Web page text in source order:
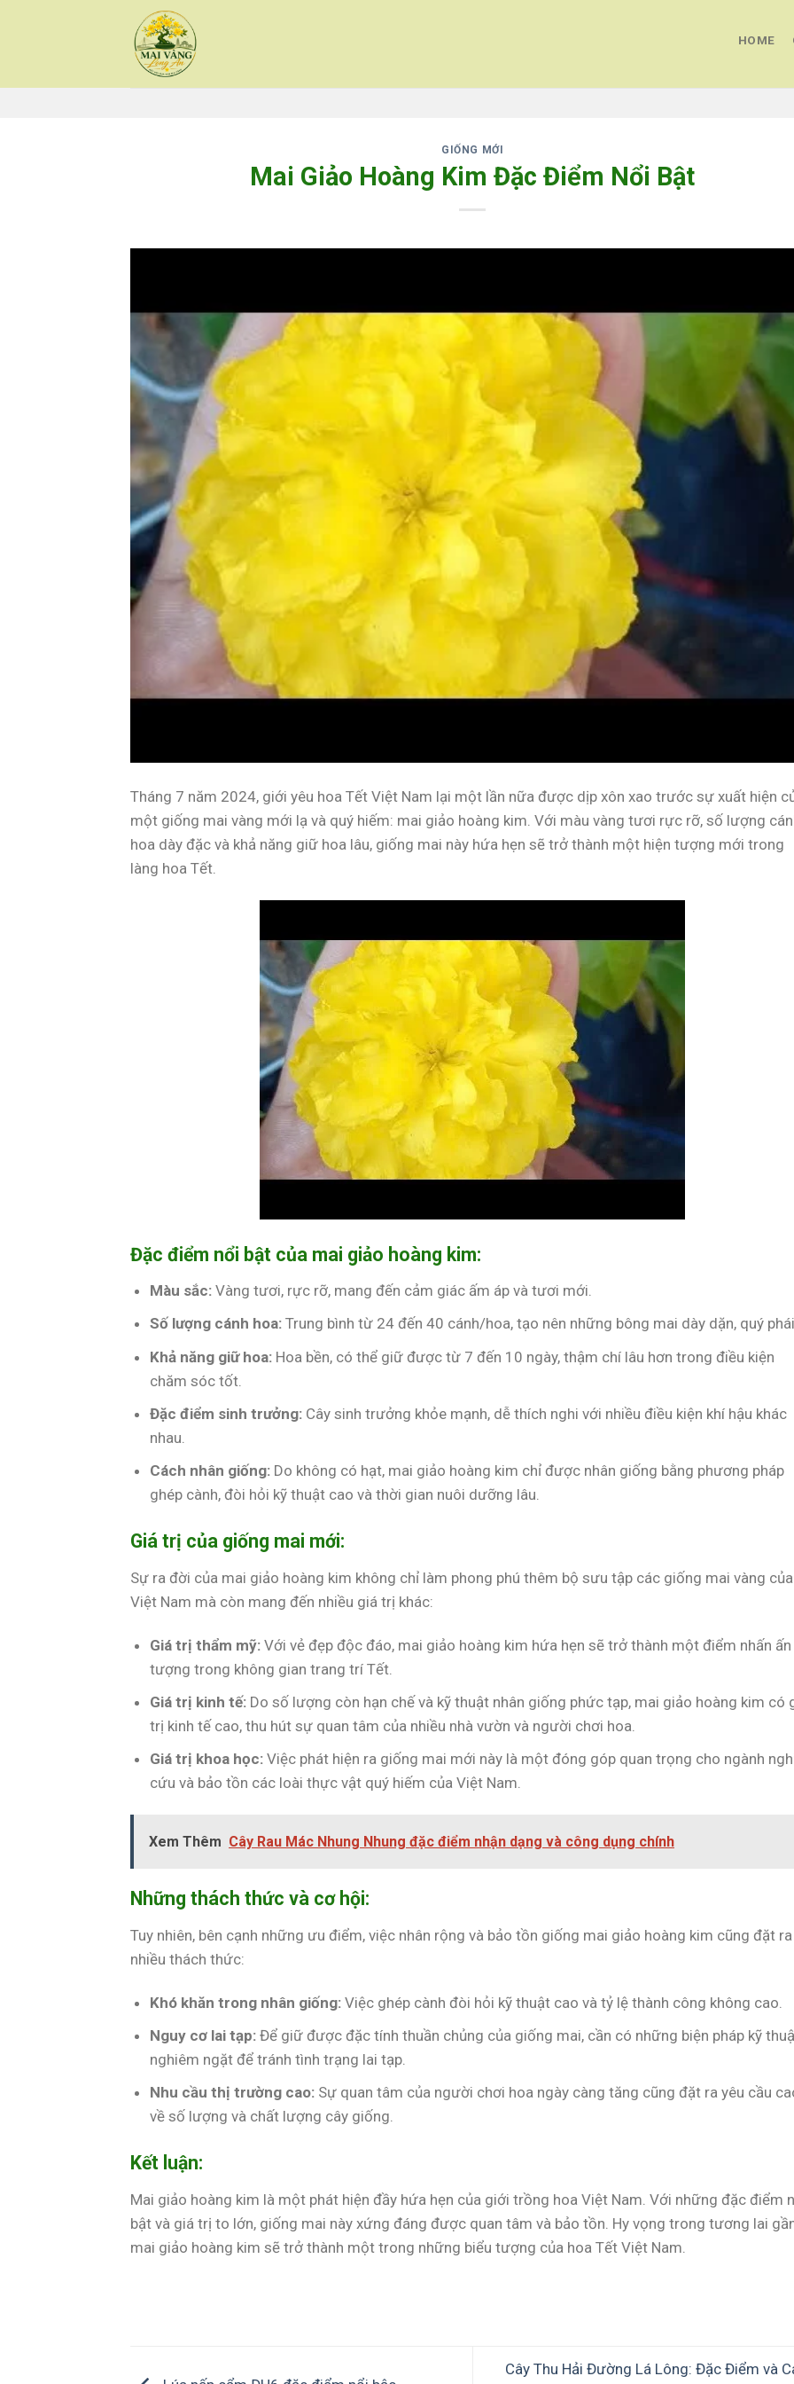
HOME
GIỐNG MỚI
Mai Giảo Hoàng Kim Đặc Điểm Nổi Bật
Tháng 7 năm 2024, giới yêu hoa Tết Việt Nam lại một lần nữa được dịp xôn xao trước sự xuất hiện
một giống mai vàng mới lạ và quý hiếm: mai giảo hoàng kim. Với màu vàng tươi rực rỡ, số lượng
hoa dày đặc và khả năng giữ hoa lâu, giống mai này hứa hẹn sẽ trở thành một hiện tượng mới trong
làng hoa Tết.
Đặc điểm nổi bật của mai giảo hoàng kim:
Màu sắc: Vàng tươi, rực rỡ, mang đến cảm giác ấm áp và tươi mới.
Số lượng cánh hoa: Trung bình từ 24 đến 40 cánh/hoa, tạo nên những bông mai dày dặn, quý
Khả năng giữ hoa: Hoa bền, có thể giữ được từ 7 đến 10 ngày, thậm chí lâu hơn trong điều kiện
chăm sóc tốt.
Đặc điểm sinh trưởng: Cây sinh trưởng khỏe mạnh, dễ thích nghi với nhiều điều kiện khí hậu khác
nhau.
Cách nhân giống: Do không có hạt, mai giảo hoàng kim chỉ được nhân giống bằng phương pháp
ghép cành, đòi hỏi kỹ thuật cao và thời gian nuôi dưỡng lâu.
Giá trị của giống mai mới:
Sự ra đời của mai giảo hoàng kim không chỉ làm phong phú thêm bộ sưu tập các giống mai vàng của
Việt Nam mà còn mang đến nhiều giá trị khác:
Giá trị thẩm mỹ: Với vẻ đẹp độc đáo, mai giảo hoàng kim hứa hẹn sẽ trở thành một điểm nhấn ấn
tượng trong không gian trang trí Tết.
Giá trị kinh tế: Do số lượng còn hạn chế và kỹ thuật nhân giống phức tạp, mai giảo hoàng kim có
trị kinh tế cao, thu hút sự quan tâm của nhiều nhà vườn và người chơi hoa.
Giá trị khoa học: Việc phát hiện ra giống mai mới này là một đóng góp quan trọng cho ngành
cứu và bảo tồn các loài thực vật quý hiếm của Việt Nam.
Xem Thêm Cây Rau Mác Nhung Nhung đặc điểm nhận dạng và công dụng chính
Những thách thức và cơ hội:
Tuy nhiên, bên cạnh những ưu điểm, việc nhân rộng và bảo tồn giống mai giảo hoàng kim cũng đặt ra
nhiều thách thức:
Khó khăn trong nhân giống: Việc ghép cành đòi hỏi kỹ thuật cao và tỷ lệ thành công không cao.
Nguy cơ lai tạp: Để giữ được đặc tính thuần chủng của giống mai, cần có những biện pháp kỹ
nghiêm ngặt để tránh tình trạng lai tạp.
Nhu cầu thị trường cao: Sự quan tâm của người chơi hoa ngày càng tăng cũng đặt ra yêu cầu
về số lượng và chất lượng cây giống.
Kết luận:
Mai giảo hoàng kim là một phát hiện đầy hứa hẹn của giới trồng hoa Việt Nam. Với những đặc điểm
bật và giá trị to lớn, giống mai này xứng đáng được quan tâm và bảo tồn. Hy vọng trong tương lai
mai giảo hoàng kim sẽ trở thành một trong những biểu tượng của hoa Tết Việt Nam.
Cây Thu Hải Đường Lá Lông: Đặc Điểm và